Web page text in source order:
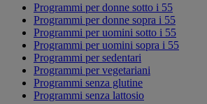
Programmi per donne sotto i 55
Programmi per donne sopra i 55
Programmi per uomini sotto i 55
Programmi per uomini sopra i 55
Programmi per sedentari
Programmi per vegetariani
Programmi senza glutine
Programmi senza lattosio